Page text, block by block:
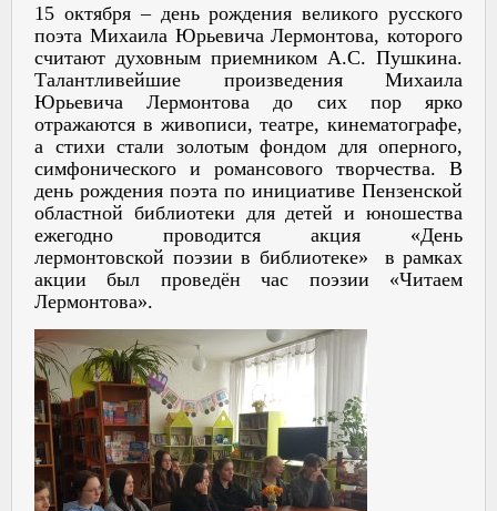
15 октября – день рождения великого русского
поэта Михаила Юрьевича Лермонтова, которого
считают духовным приемником А.С. Пушкина.
Талантливейшие произведения Михаила
Юрьевича Лермонтова до сих пор ярко
отражаются в живописи, театре, кинематографе,
а стихи стали золотым фондом для оперного,
симфонического и романсового творчества. В
день рождения поэта по инициативе Пензенской
областной библиотеки для детей и юношества
ежегодно проводится акция «День
лермонтовской поэзии в библиотеке» в рамках
акции был проведён час поэзии «Читаем
Лермонтова».